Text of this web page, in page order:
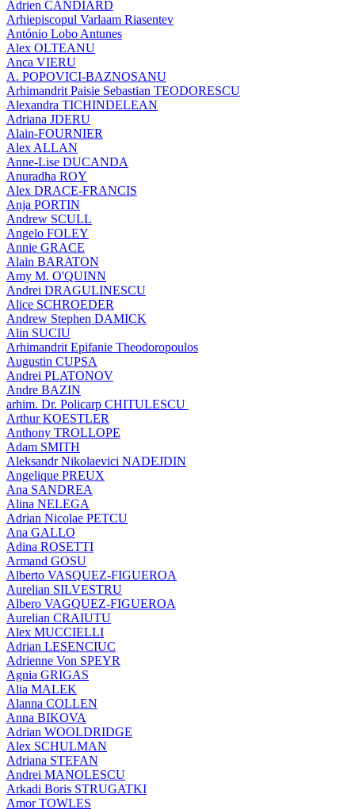
Adrien CANDIARD
Arhiepiscopul Varlaam Riasentev
António Lobo Antunes
Alex OLTEANU
Anca VIERU
A. POPOVICI-BAZNOSANU
Arhimandrit Paisie Sebastian TEODORESCU
Alexandra TICHINDELEAN
Adriana JDERU
Alain-FOURNIER
Alex ALLAN
Anne-Lise DUCANDA
Anuradha ROY
Alex DRACE-FRANCIS
Anja PORTIN
Andrew SCULL
Angelo FOLEY
Annie GRACE
Alain BARATON
Amy M. O'QUINN
Andrei DRAGULINESCU
Alice SCHROEDER
Andrew Stephen DAMICK
Alin SUCIU
Arhimandrit Epifanie Theodoropoulos
Augustin CUPSA
Andrei PLATONOV
Andre BAZIN
arhim. Dr. Policarp CHITULESCU
Arthur KOESTLER
Anthony TROLLOPE
Adam SMITH
Aleksandr Nikolaevici NADEJDIN
Angelique PREUX
Ana SANDREA
Alina NELEGA
Adrian Nicolae PETCU
Ana GALLO
Adina ROSETTI
Armand GOSU
Alberto VASQUEZ-FIGUEROA
Aurelian SILVESTRU
Albero VAGQUEZ-FIGUEROA
Aurelian CRAIUTU
Alex MUCCIELLI
Adrian LESENCIUC
Adrienne Von SPEYR
Agnia GRIGAS
Alia MALEK
Alanna COLLEN
Anna BIKOVA
Adrian WOOLDRIDGE
Alex SCHULMAN
Adriana STEFAN
Andrei MANOLESCU
Arkadi Boris STRUGATKI
Amor TOWLES